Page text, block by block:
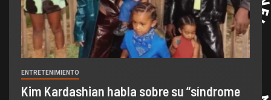
ENTRETENIMIENTO
Kim Kardashian habla sobre su “síndrome